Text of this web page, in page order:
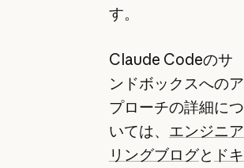
す。
Claude Codeのサ
ンドボックスへのア
プローチの詳細につ
いては、 エンジニア
リングブログと ドキ